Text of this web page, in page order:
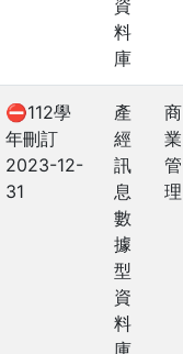
資
料
庫
⛔112學
年刪訂
2023-12-
31
產
經
訊
息
數
據
型
資
料
庫
商
業
管
理